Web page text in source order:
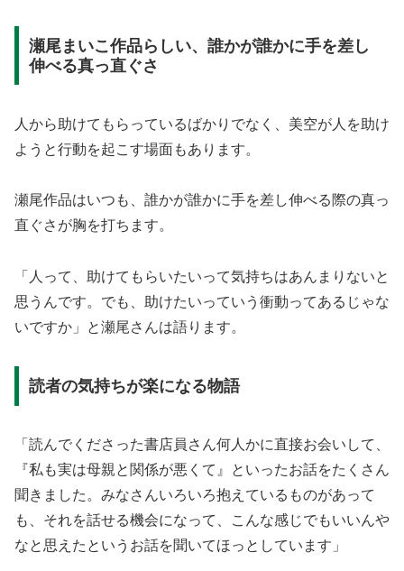
瀬尾まいこ作品らしい、誰かが誰かに手を差し
伸べる真っ直ぐさ
人から助けてもらっているばかりでなく、美空が人を助け
ようと行動を起こす場面もあります。
瀬尾作品はいつも、誰かが誰かに手を差し伸べる際の真っ
直ぐさが胸を打ちます。
「人って、助けてもらいたいって気持ちはあんまりないと
思うんです。でも、助けたいっていう衝動ってあるじゃな
いですか」と瀬尾さんは語ります。
読者の気持ちが楽になる物語
「読んでくださった書店員さん何人かに直接お会いして、
『私も実は母親と関係が悪くて』といったお話をたくさん
聞きました。みなさんいろいろ抱えているものがあって
も、それを話せる機会になって、こんな感じでもいいんや
なと思えたというお話を聞いてほっとしています」